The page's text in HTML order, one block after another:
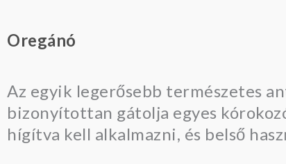
Oregánó
Az egyik legerősebb természetes
bizonyítottan gátolja egyes
hígítva kell alkalmazni, és belső